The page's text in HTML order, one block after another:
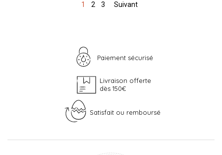
1 2 3 Suivant
Paiement sécurisé
Livraison offerte
dès 150€
Satisfait ou remboursé